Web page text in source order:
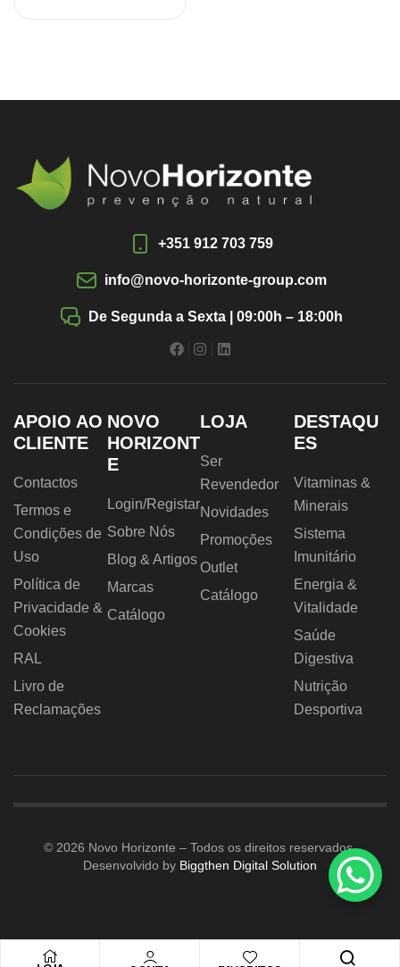
+351 912 703 759
info@novo-horizonte-group.com
De Segunda a Sexta | 09:00h – 18:00h
APOIO AO
CLIENTE
Contactos
Termos e
Condições de
Uso
Política de
Privacidade &
Cookies
RAL
Livro de
Reclamações
NOVO
HORIZONT
E
Login/Registar
Sobre Nós
Blog & Artigos
Marcas
Catálogo
LOJA
Ser
Revendedor
Novidades
Promoções
Outlet
Catálogo
DESTAQU
ES
Vitaminas &
Minerais
Sistema
Imunitário
Energia &
Vitalidade
Saúde
Digestiva
Nutrição
Desportiva
© 2026 Novo Horizonte – Todos os direitos reservados.
Desenvolvido by Biggthen Digital Solution